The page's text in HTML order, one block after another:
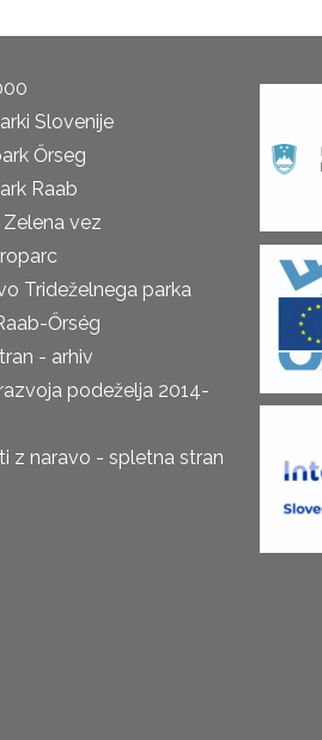
Slovenije
Őrseg
Raab
vez
Trideželnega parka
Őrség
- arhiv
podeželja 2014-
z naravo - spletna stran